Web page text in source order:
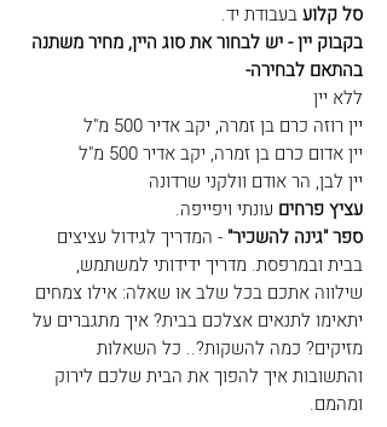
סל קלועבעבודת יד.
בקבוק יין - יש לבחור את סוג היין, מחיר משתנה
בהתאם לבחירה-
ללא יין
יין רוזה כרם בן זמרה, יקב אדיר 500 מ"ל
יין אדום כרם בן זמרה, יקב אדיר 500 מ"ל
יין לבן, הר אודם וולקני שרדונה
עציץ פרחים עונתי ויפייפה.
ספר "גינה להשכיר" - המדריך לגידול עציצים
בבית ובמרפסת. מדריך ידידותי למשתמש,
שילווה אתכם בכל שלב או שאלה: אילו צמחים
יתאימו לתנאים אצלכם בבית? איך מתגברים על
מזיקים? כמה להשקות?.. כל השאלות
והתשובות איך להפוך את הבית שלכם לירוק
ומהמם.